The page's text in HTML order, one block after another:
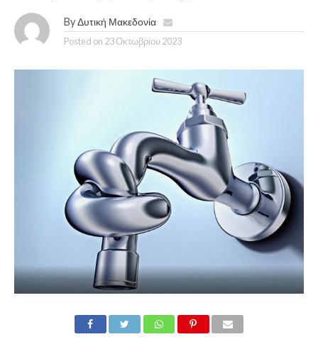
By Δυτική Μακεδονία
Posted on 23 Οκτωβρίου 2023